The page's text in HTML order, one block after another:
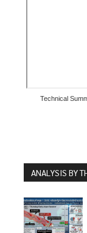
Technical
ANALYSIS BY